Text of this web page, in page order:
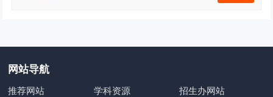
网站导航
推荐网站 学科资源
招生办网站